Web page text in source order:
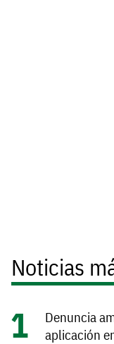
Noticias
Denuncia
aplicación